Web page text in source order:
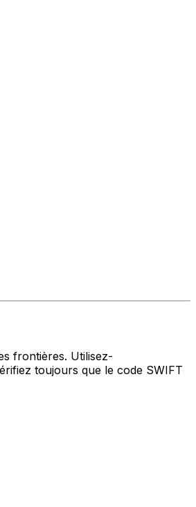
frontières. Utilisez-
toujours que le code SWIFT